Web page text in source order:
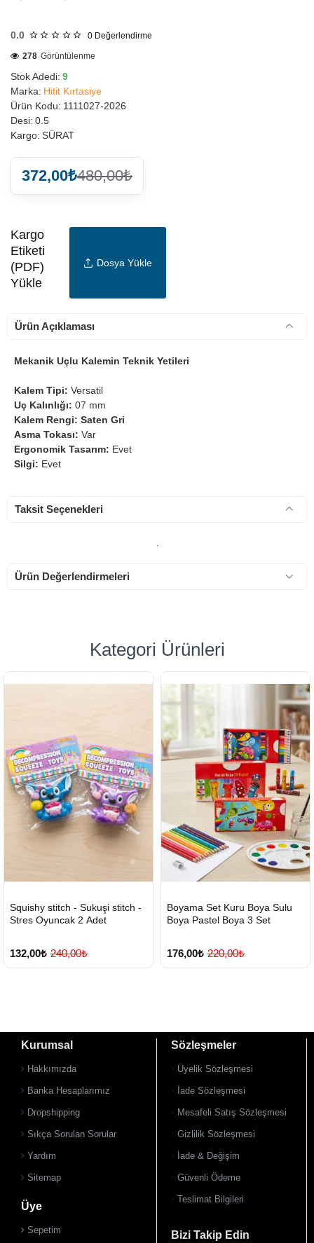
0.0 0 Değerlendirme
Stok Adedi: 9
Marka: Hitit Kırtasiye
Ürün Kodu: 1111027-2026
Desi: 0.5
Kargo: SÜRAT
278 Görüntülenme
372,00₺480,00₺
Kargo
Etiketi
(PDF)
Yükle
Dosya Yükle
Ürün Açıklaması
Mekanik Uçlu Kalemin Teknik Yetileri
Kalem Tipi: Versatil
Uç Kalınlığı: 07 mm
Kalem Rengi: Saten Gri
Asma Tokası: Var
Ergonomik Tasarım: Evet
Silgi: Evet
Taksit Seçenekleri
.
Ürün Değerlendirmeleri
Kategori Ürünleri
TESLİMAT
Squishy stitch - Sukuşi stitch -
Stres Oyuncak 2 Adet
132,00₺ 240,00₺
TESLİMAT
Boyama Set Kuru Boya Sulu
Boya Pastel Boya 3 Set
176,00₺ 220,00₺
Kurumsal
Hakkımızda
Banka Hesaplarımız
Dropshipping
Sıkça Sorulan Sorular
Yardım
Sitemap
Üye
Sepetim
Sözleşmeler
Üyelik Sözleşmesi
İade Sözleşmesi
Mesafeli Satış Sözleşmesi
Gizlilik Sözleşmesi
İade & Değişim
Güvenli Ödeme
Teslimat Bilgileri
Bizi Takip Edin